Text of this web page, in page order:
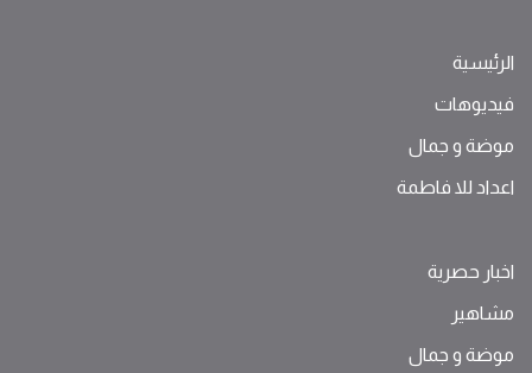
الرئيسية
فيديوهات
موضة ‫و‬ ‫‬‫جمال‬
اعداد للا فاطمة
اخبار حصرية
مشاهير
موضة ‫و‬ ‫‬‫جمال‬